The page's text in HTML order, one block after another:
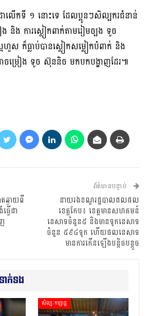
ាលើកទី ១ នោះទេ ដែលប្អូនៗសិល្បករជំនាន់
ង ការស្លៀកពាក់តាមរៀមច្បង ទូច
ស ក៏ធ្លាប់បានស្លៀកសម្លៀកបំពាក់ និង
ចម្រៀង ទូច ស៊ុននិច មកបកបង្ហាញដែរ៕
ឆ្ងាយពី
ើជា
ព័ត៌មានបន្ទាប់
នាយរងខណ្ឌរដ្ឋបាលជលផល
ខេត្តកែប៖ ខេត្តមានសហគមន៍
នេសាទចំនួន៥ និងមានទូកនេសាទ
ចំនួន ៥៩៤ទូក ហើយផលនេសាទ
មានការកើនឡើងបន្តិចបន្តួច
ាក់ទង
សិល្បៈកម្សាន្ត